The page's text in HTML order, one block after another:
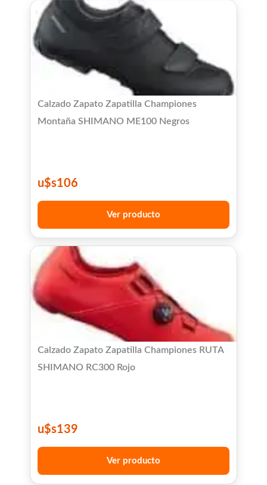
Calzado Zapato Zapatilla Championes
Montaña SHIMANO ME100 Negros
u$s106
Ver producto
Calzado Zapato Zapatilla Championes RUTA
SHIMANO RC300 Rojo
u$s139
Ver producto